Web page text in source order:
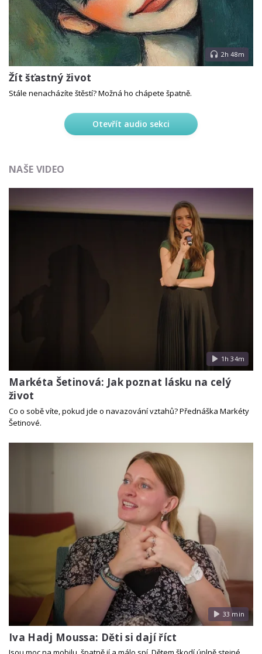
2h 48m
Žít šťastný život
Stále nenacházíte štěstí? Možná ho chápete špatně.
Otevřít audio sekci
NAŠE VIDEO
1h 34m
Markéta Šetinová: Jak poznat lásku na celý
život
Co o sobě víte, pokud jde o navazování vztahů? Přednáška Markéty
Šetinové.
33 min
Iva Hadj Moussa: Děti si dají říct